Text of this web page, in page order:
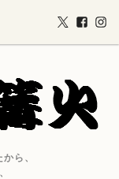
ら、